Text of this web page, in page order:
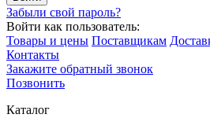
Забыли свой пароль?
Войти как пользователь:
Товары и цены Поставщикам
Контакты
Закажите обратный звонок
Позвонить
Каталог